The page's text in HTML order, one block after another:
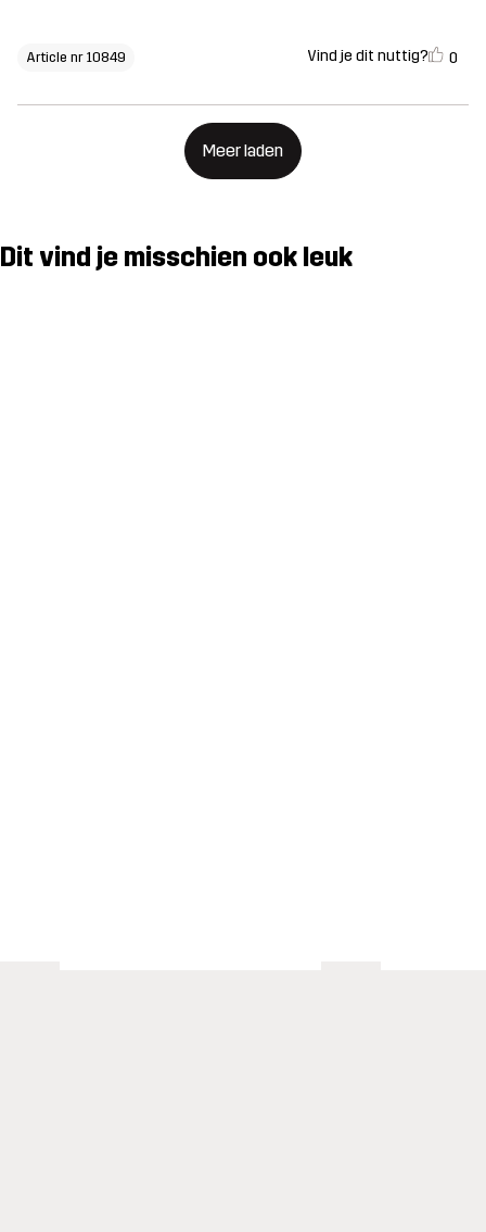
Article nr 10849 Vind je dit nuttig? 0
Meer laden
Dit vind je misschien ook leuk